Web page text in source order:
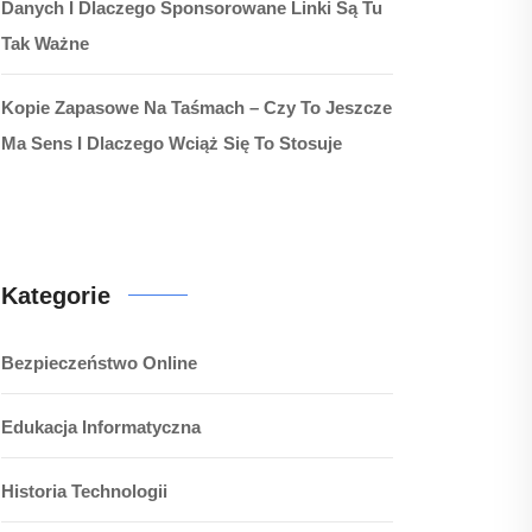
Danych I Dlaczego Sponsorowane Linki Są Tu
Tak Ważne
Kopie Zapasowe Na Taśmach – Czy To Jeszcze
Ma Sens I Dlaczego Wciąż Się To Stosuje
Kategorie
Bezpieczeństwo Online
Edukacja Informatyczna
Historia Technologii